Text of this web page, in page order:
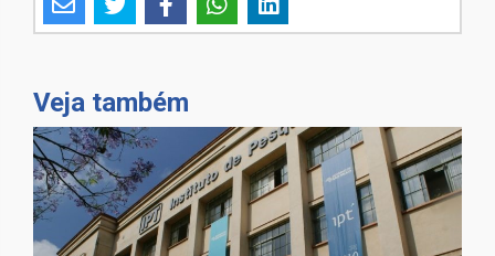
Veja também